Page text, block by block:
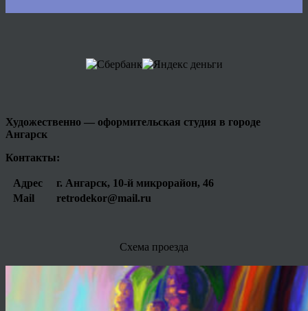
Художественно — оформительская студия в городе
Ангарск
Контакты:
Адрес
г. Ангарск, 10-й микрорайон, 46
Mail
retrodekor@mail.ru
Схема проезда